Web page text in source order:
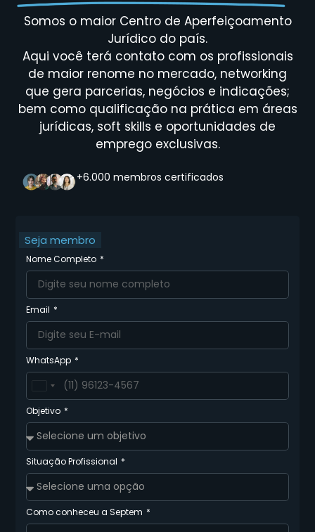
Somos o maior Centro de Aperfeiçoamento
Jurídico do país.
Aqui você terá contato com os profissionais
de maior renome no mercado, networking
que gera parcerias, negócios e indicações;
bem como qualificação na prática em áreas
jurídicas, soft skills e oportunidades de
emprego exclusivas.
+6.000 membros certificados
Seja membro
Nome Completo
Email
WhatsApp
Brazil
+55
Objetivo
Situação Profissional
Como conheceu a Septem